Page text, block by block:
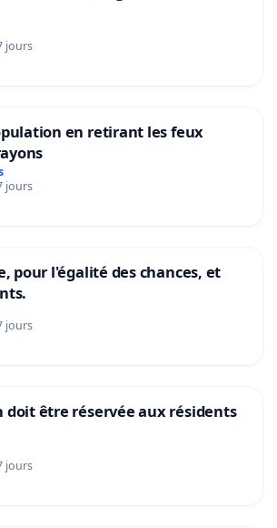
jours
en retirant les feux
jours
pour l'égalité des chances, et
jours
doit être réservée aux résidents
jours